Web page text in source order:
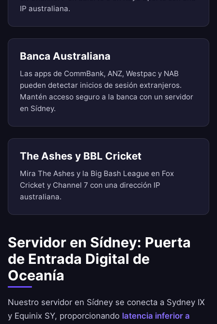
IP australiana.
Banca Australiana
Las apps de CommBank, ANZ, Westpac y NAB
pueden detectar inicios de sesión extranjeros.
Mantén acceso seguro a la banca con un servidor
en Sídney.
The Ashes y BBL Cricket
Mira The Ashes y la Big Bash League en Fox
Cricket y Channel 7 con una dirección IP
australiana.
Servidor en Sídney: Puerta
de Entrada Digital de
Oceanía
Nuestro servidor en Sídney se conecta a Sydney IX
y Equinix SY, proporcionando latencia inferior a